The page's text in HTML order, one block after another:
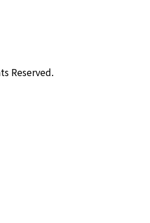
Reserved.